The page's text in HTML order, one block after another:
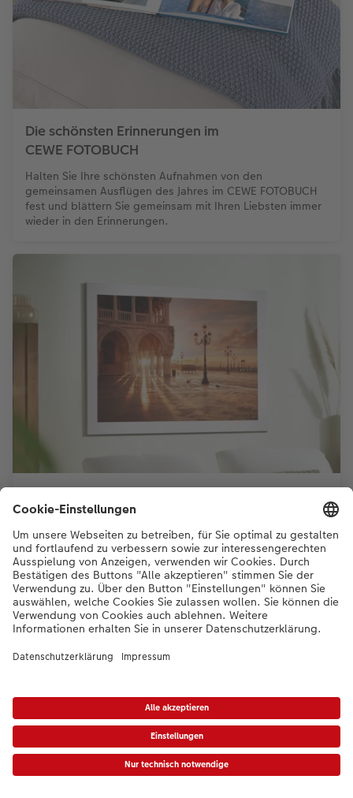
Die schönsten Erinnerungen im
CEWE FOTOBUCH
Halten Sie Ihre schönsten Aufnahmen von den
gemeinsamen Ausflügen des Jahres im CEWE FOTOBUCH
fest und blättern Sie gemeinsam mit Ihren Liebsten immer
wieder in den Erinnerungen.
Wandbilder in die eigenen vier Wände – zum Beispiel als
hochwertiges Premium Poster im Rahmen.